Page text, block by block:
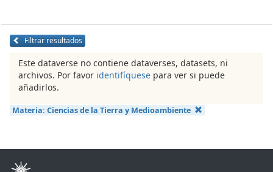
Filtrar resultados
Este dataverse no contiene dataverses, datasets, ni
archivos. Por favor identifíquese para ver si puede
añadirlos.
Materia: Ciencias de la Tierra y Medioambiente